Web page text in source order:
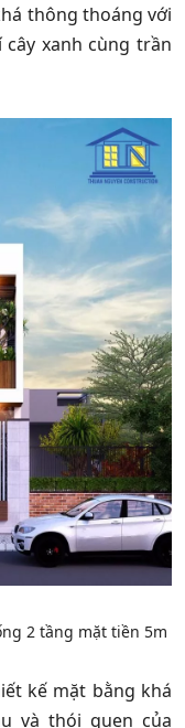
thông thoáng với
xanh cùng trần
2 tầng mặt tiền 5m
kế mặt bằng khá
và thói quen của